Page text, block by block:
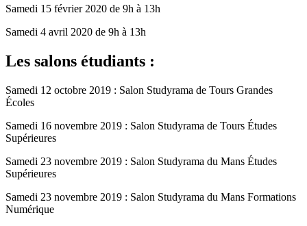
Samedi 15 février 2020 de 9h à 13h
Samedi 4 avril 2020 de 9h à 13h
Les salons étudiants :
Samedi 12 octobre 2019 : Salon Studyrama de Tours Grandes
Écoles
Samedi 16 novembre 2019 : Salon Studyrama de Tours Études
Supérieures
Samedi 23 novembre 2019 : Salon Studyrama du Mans Études
Supérieures
Samedi 23 novembre 2019 : Salon Studyrama du Mans Formations
Numérique